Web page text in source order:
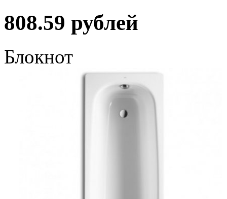
808.59 рублей
Блокнот